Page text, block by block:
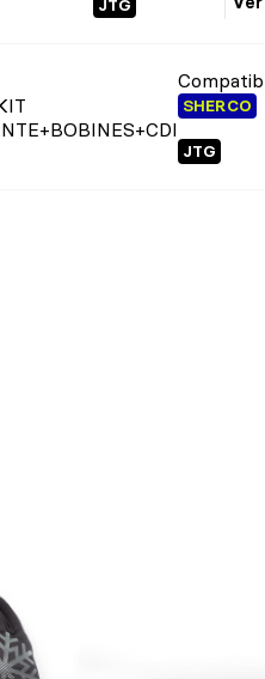
JTG
SHERCO
JTG